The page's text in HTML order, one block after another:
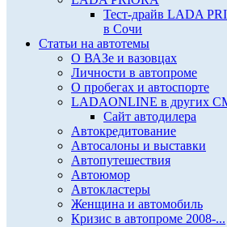
Тест-драйв LADA
в Сочи
Статьи на автотемы
О ВАЗе и вазовцах
Личности в автопроме
О пробегах и автоспорте
LADAONLINE в других
Сайт автодилера
Автокредитование
Автосалоны и выставки
Автопутешествия
Автоюмор
Автокластеры
Женщина и автомобиль
Кризис в автопроме 2008-...